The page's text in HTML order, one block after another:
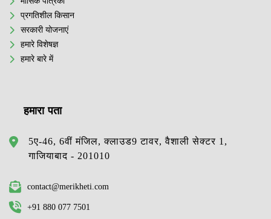
प्रगतिशील किसान
सरकारी योजनाएं
हमारे विशेषज्ञ
हमारे बारे में
हमारा पता
5ए-46, 6वीं मंजिल, क्लाउड9 टावर, वैशाली सेक्टर 1,
गाजियाबाद - 201010
contact@merikheti.com
+91 880 077 7501